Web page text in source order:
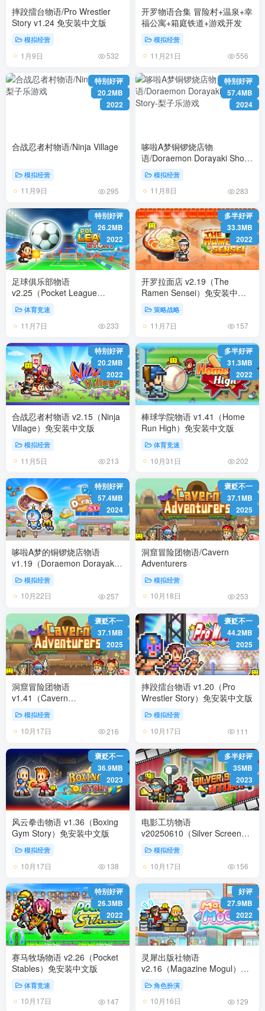
摔跤擂台物语/Pro Wrestler
Story v1.24 免安装中文版
模拟经营
1月9日 532
开罗物语合集 冒险村+温泉+幸
福公寓+箱庭铁道+游戏开发
模拟经营
11月21日 556
特别好评
20.2MB
2022
合战忍者村物语/Ninja Village
模拟经营
11月9日 295
特别好评
57.4MB
2024
哆啦A梦铜锣烧店物
语/Doraemon Dorayaki Shop
模拟经营
11月8日 283
特别好评
26.2MB
2022
足球俱乐部物语
v2.25（Pocket League
Story）免安装中文版
体育竞速
11月7日 233
多半好评
33.3MB
2022
开罗拉面店 v2.19（The
Ramen Sensei）免安装中文
版
策略战略
11月7日 157
特别好评
20.2MB
2022
合战忍者村物语 v2.15（Ninja
Village）免安装中文版
模拟经营
11月5日 213
多半好评
31.3MB
2022
棒球学院物语 v1.41（Home
Run High）免安装中文版
体育竞速
10月31日 202
特别好评
57.4MB
2024
哆啦A梦的铜锣烧店物语
v1.19（Doraemon Dorayaki
Shop Story）免安装中文版
模拟经营
10月22日 257
褒贬不一
37.1MB
2025
洞窟冒险团物语/Cavern
Adventurers
模拟经营
10月18日 253
褒贬不一
37.1MB
2025
洞窟冒险团物语
v1.41（Cavern
Adventurers）免安装中文版
模拟经营
10月17日 216
褒贬不一
44.2MB
2025
摔跤擂台物语 v1.20（Pro
Wrestler Story）免安装中文版
模拟经营
10月17日 111
褒贬不一
36.9MB
2023
风云拳击物语 v1.36（Boxing
Gym Story）免安装中文版
模拟经营
10月17日 138
多半好评
35MB
2023
电影工坊物语
v20250610（Silver Screen
Story）免安装中文版
模拟经营
10月17日 156
特别好评
26.3MB
2022
赛马牧场物语 v2.26（Pocket
Stables）免安装中文版
体育竞速
10月17日 147
好评
27.9MB
2022
灵犀出版社物语
v2.16（Magazine Mogul）免
安装中文版
角色扮演
10月16日 129